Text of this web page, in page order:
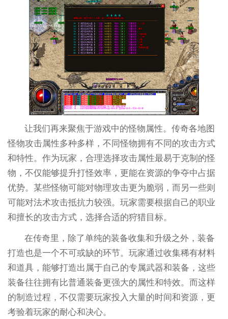
让我们再来聚焦于游戏中的怪物属性。传奇各地图
怪物攻击属性多种多样，不同怪物拥有不同的攻击方式
和特性。作为玩家，合理选择攻击属性最易于克制的怪
物，不仅能够提升打怪效率，更能在资源的争夺中占据
优势。某些怪物可能对物理攻击更为脆弱，而另一些则
可能对法术攻击抵抗力较强。玩家需要根据自己的职业
和擅长的攻击方式，选择合适的狩猎目标。
在传奇里，除了单纯的装备收集和升级之外，装备
打造也是一个不可或缺的环节。玩家通过收集稀有材料
和道具，能够打造出属于自己的专属武器和装备，这些
装备往往拥有比普通装备更强大的属性和特效。而这样
的制造过程，不仅需要玩家投入大量的时间和资源，更
考验着玩家的耐心和决心。